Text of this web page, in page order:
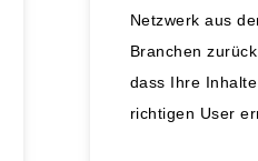
Netzwerk aus
Branchen
dass Ihre
richtigen User